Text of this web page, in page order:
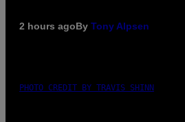
2 hours agoBy Tony Alpsen
PHOTO CREDIT BY TRAVIS SHINN